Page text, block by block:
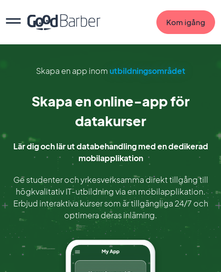
Kom igång
Skapa en app inomutbildningsområdet
Skapa en online-app för
datakurser
Lär dig och lär ut databehandling med en dedikerad
mobilapplikation
Ge studenter och yrkesverksamma direkt tillgång till
högkvalitativ IT-utbildning via en mobilapplikation.
Erbjud interaktiva kurser som är tillgängliga 24/7 och
optimera deras inlärning.